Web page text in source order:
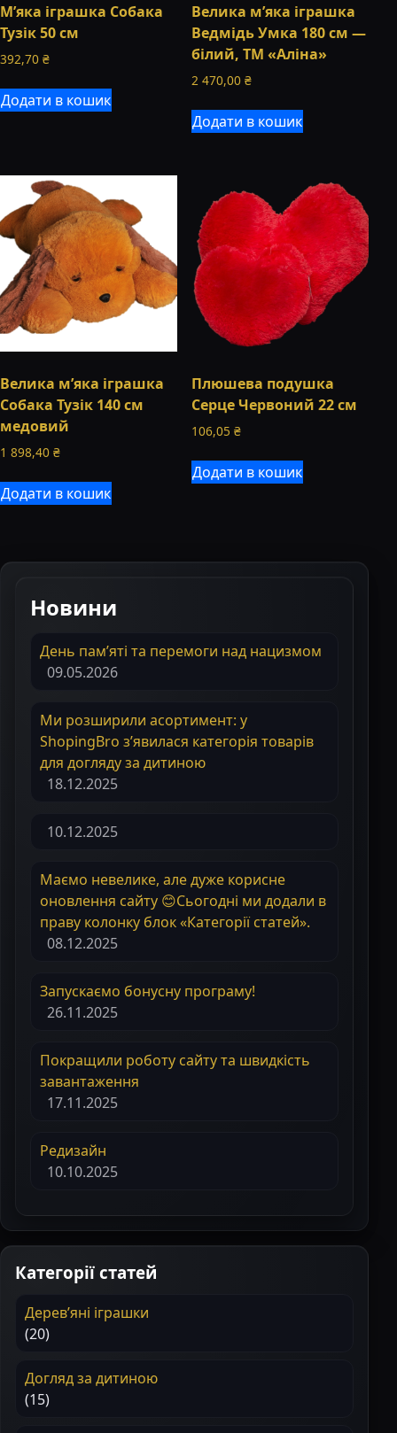
М’яка іграшка Собака
Тузік 50 см
392,70 ₴
Додати в кошик
Велика м’яка іграшка
Ведмідь Умка 180 см —
білий, ТМ «Аліна»
2 470,00₴
Додати в кошик
Велика м’яка іграшка
Собака Тузік 140 см
медовий
1 898,40 ₴
Додати в кошик
Плюшева подушка
Серце Червоний 22 см
106,05₴
Додати в кошик
Новини
День пам’яті та перемоги над нацизмом
09.05.2026
Ми розширили асортимент: у
ShopingBro з’явилася категорія товарів
для догляду за дитиною
18.12.2025
10.12.2025
Маємо невелике, але дуже корисне
оновлення сайту 😊Сьогодні ми додали в
праву колонку блок «Категорії статей».
08.12.2025
Запускаємо бонусну програму!
26.11.2025
Покращили роботу сайту та швидкість
завантаження
17.11.2025
Редизайн
10.10.2025
Категорії статей
Деревʼяні іграшки
(20)
Догляд за дитиною
(15)